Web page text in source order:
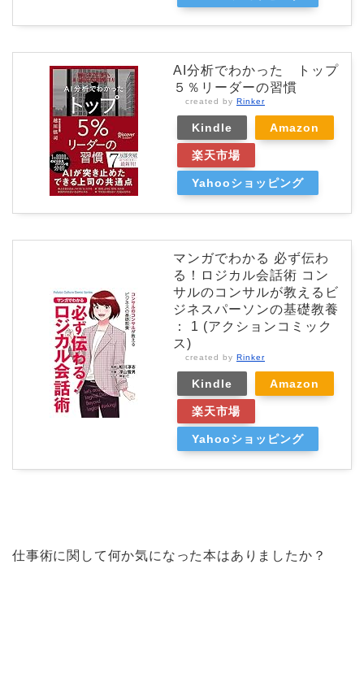
AI分析でわかった トップ
５％リーダーの習慣
created by Rinker
Kindle Amazon
楽天市場
Yahooショッピング
マンガでわかる 必ず伝わ
る！ロジカル会話術 コン
サルのコンサルが教えるビ
ジネスパーソンの基礎教養
： 1 (アクションコミック
ス)
created by Rinker
Kindle Amazon
楽天市場
Yahooショッピング
仕事術に関して何か気になった本はありましたか？